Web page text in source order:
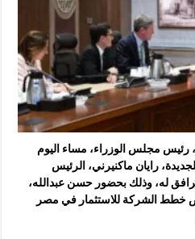
مجلس الوزراء، مساء اليوم
رايان ماكنيرني، الرئيس
له، وذلك بحضور حسن عبدالله،
خطط الشركة للاستثمار في مصر